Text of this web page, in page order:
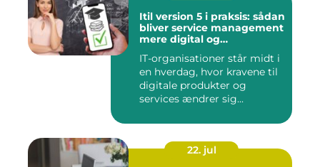
Itil version 5 i praksis: sådan
bliver service management
mere digital og
IT-organisationer står midt i
en hverdag, hvor kravene til
digitale produkter og
services ændrer sig...
22. jul